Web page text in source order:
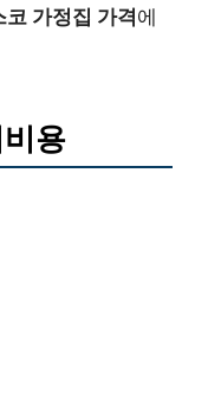
코 가정집 가격에
용